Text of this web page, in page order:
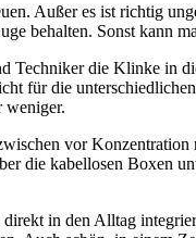
Außer es ist richtig
behalten. Sonst kann
Techniker die Klinke in
für die
weniger.
vor
die kabellosen Boxen
in den Alltag